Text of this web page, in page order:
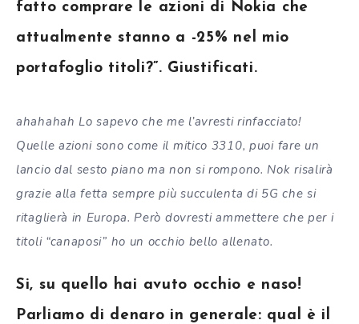
fatto comprare le azioni di Nokia che
attualmente stanno a -25% nel mio
portafoglio titoli?”. Giustificati.
ahahahah Lo sapevo che me l’avresti rinfacciato!
Quelle azioni sono come il mitico 3310, puoi fare un
lancio dal sesto piano ma non si rompono. Nok risalirà
grazie alla fetta sempre più succulenta di 5G che si
ritaglierà in Europa. Però dovresti ammettere che per i
titoli “canaposi” ho un occhio bello allenato.
Si, su quello hai avuto occhio e naso!
Parliamo di denaro in generale: qual è il